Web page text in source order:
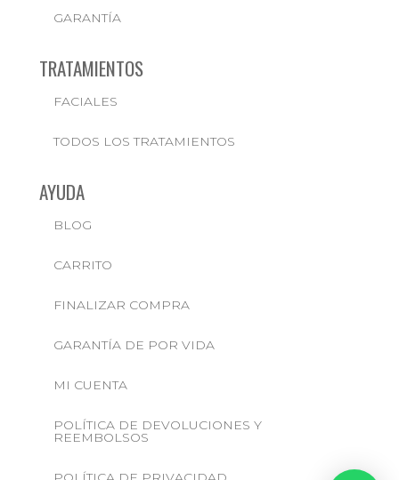
GARANTÍA
TRATAMIENTOS
FACIALES
TODOS LOS TRATAMIENTOS
AYUDA
BLOG
CARRITO
FINALIZAR COMPRA
GARANTÍA DE POR VIDA
MI CUENTA
POLÍTICA DE DEVOLUCIONES Y
REEMBOLSOS